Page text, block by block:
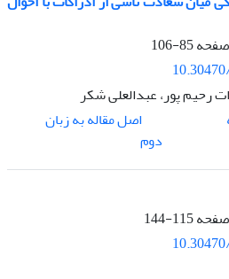
85-106
رحیم پور، عبدالعلی شکر
اصل مقاله به زبان
دوم
115-144